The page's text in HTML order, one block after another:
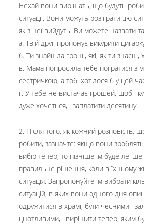
Нехай вони вирішать, що будуть
ситуації. Вони можуть розіграти цю
як з неї вийдуть. Ви можете назвати
а. Твій друг пропонує викурити
б. Ти знайшла гроші, які, як ти знаєш,
в. Мама попросила тебе погратися з
сестричкою, а тобі хотілося б у цей
г. У тебе не вистачає грошей, щоб і
дуже хочеться, і заплатити десятину.
2. Після того, як кожний розповість,
робити, зазначте: якщо вони
вибір тепер, то пізніше їм буде
правильне рішення, коли в їхньому
ситуація. Запропонуйте їм вибрати
ситуацій, в яких вони одного дня
одружитися в храмі, бути чесними і
цнотливими, і вирішити тепер, яким